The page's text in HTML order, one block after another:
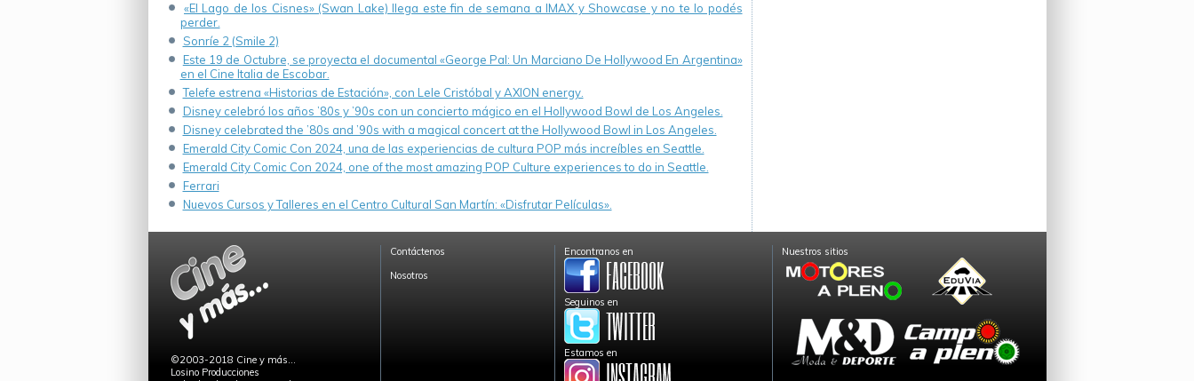
«El Lago de los Cisnes» (Swan Lake) llega este fin de semana a IMAX y Showcase y no te lo podés
perder.
Sonríe 2 (Smile 2)
Este 19 de Octubre, se proyecta el documental «George Pal: Un Marciano De Hollywood En Argentina»
en el Cine Italia de Escobar.
Telefe estrena «Historias de Estación», con Lele Cristóbal y AXION energy.
Disney celebró los años ’80s y ’90s con un concierto mágico en el Hollywood Bowl de Los Angeles.
Disney celebrated the ’80s and ’90s with a magical concert at the Hollywood Bowl in Los Angeles.
Emerald City Comic Con 2024, una de las experiencias de cultura POP más increíbles en Seattle.
Emerald City Comic Con 2024, one of the most amazing POP Culture experiences to do in Seattle.
Ferrari
Nuevos Cursos y Talleres en el Centro Cultural San Martín: «Disfrutar Películas».
©2003-2018 Cine y más...
Losino Producciones
Contáctenos
Nosotros
Encontranos en
Seguinos en
Estamos en
Nuestros sitios